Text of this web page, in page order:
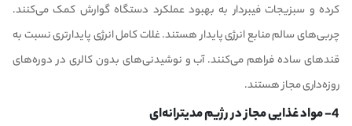
کرده و سبزیجات فیبردار به بهبود عملکرد دستگاه گوارش کمک می‌کنند.
چربی‌های سالم منابع انرژی پایدار هستند. غلات کامل انرژی پایدارتری نسبت به
قندهای ساده فراهم می‌کنند. آب و نوشیدنی‌های بدون کالری در دوره‌های
روزه‌داری مجاز هستند.
4- مواد غذایی مجاز در رژیم مدیترانه‌ای